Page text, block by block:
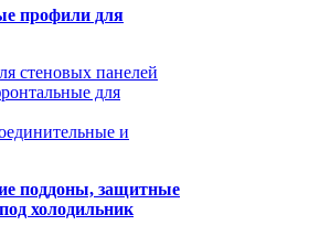
профили для
стеновых панелей
для
и
поддоны, защитные
холодильник